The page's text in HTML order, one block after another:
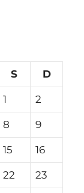
S D
1 2
8 9
15 16
22 23